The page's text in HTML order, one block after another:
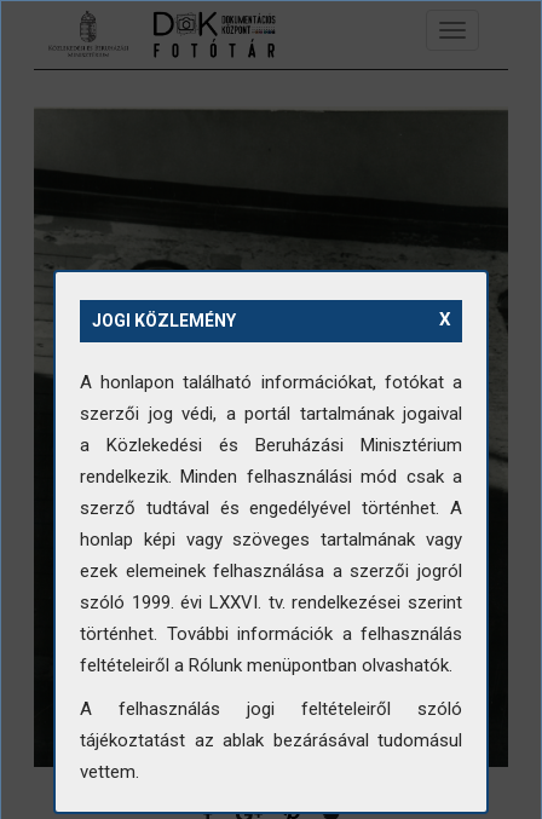
Ugrás a tartalomra
Toggle
navigation
X
JOGI KÖZLEMÉNY
A honlapon található információkat, fotókat a
szerzői jog védi, a portál tartalmának jogaival
a Közlekedési és Beruházási Minisztérium
rendelkezik. Minden felhasználási mód csak a
szerző tudtával és engedélyével történhet. A
honlap képi vagy szöveges tartalmának vagy
ezek elemeinek felhasználása a szerzői jogról
szóló 1999. évi LXXVI. tv. rendelkezései szerint
történhet. További információk a felhasználás
feltételeiről a Rólunk menüpontban olvashatók.
A felhasználás jogi feltételeiről szóló
tájékoztatást az ablak bezárásával tudomásul
vettem.